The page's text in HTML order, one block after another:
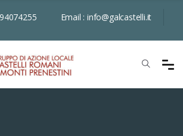
Email : info@galcastelli.it